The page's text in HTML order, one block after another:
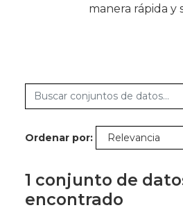
manera rápida y
Ordenar por
1 conjunto de
encontrado